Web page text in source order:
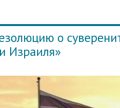
о
Израиля»